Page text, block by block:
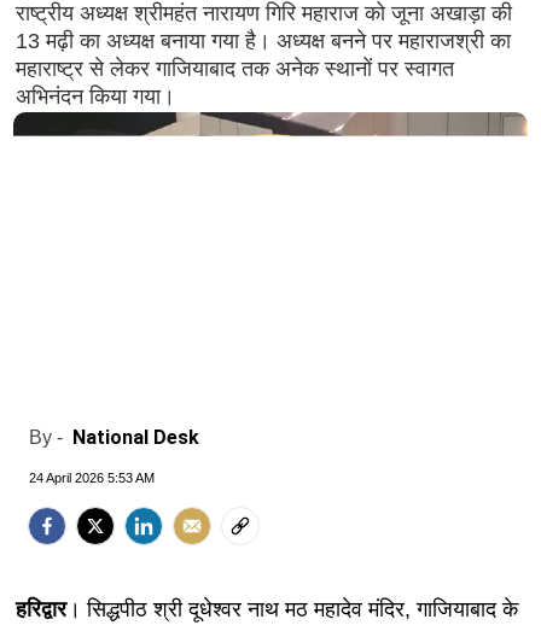
राष्ट्रीय अध्यक्ष श्रीमहंत नारायण गिरि महाराज को जूना अखाड़ा की
13 मढ़ी का अध्यक्ष बनाया गया है। अध्यक्ष बनने पर महाराजश्री का
महाराष्ट्र से लेकर गाजियाबाद तक अनेक स्थानों पर स्वागत
अभिनंदन किया गया।
By - National Desk
24 April 2026 5:53 AM
हरिद्वार। सिद्धपीठ श्री दूधेश्वर नाथ मठ महादेव मंदिर, गाजियाबाद के